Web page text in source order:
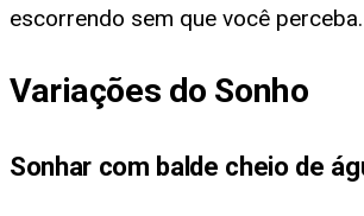
escorrendo sem que você perceba.
Variações do Sonho
Sonhar com balde cheio de